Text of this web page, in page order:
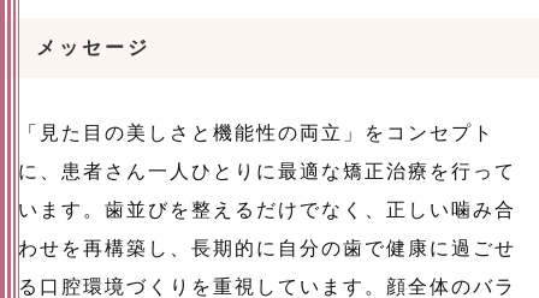
メッセージ
「見た目の美しさと機能性の両立」をコンセプト
に、患者さん一人ひとりに最適な矯正治療を行って
います。歯並びを整えるだけでなく、正しい噛み合
わせを再構築し、長期的に自分の歯で健康に過ごせ
る口腔環境づくりを重視しています。顔全体のバラ